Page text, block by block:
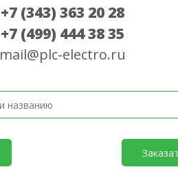
+7 (343) 363 20 28
+7 (499) 444 38 35
mail@plc-electro.ru